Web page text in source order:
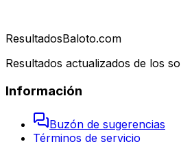
ResultadosBaloto.com
Resultados actualizados de los
Información
Buzón de sugerencias
Términos de servicio